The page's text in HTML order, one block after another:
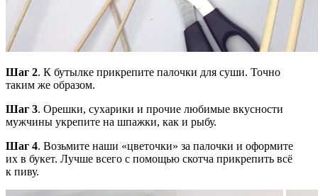
Шаг 2. К бутылке прикрепите палочки для суши. Точно
таким же образом.
Шаг 3. Орешки, сухарики и прочие любимые вкусности
мужчины укрепите на шпажки, как и рыбу.
Шаг 4. Возьмите наши «цветочки» за палочки и оформите
их в букет. Лучше всего с помощью скотча прикрепить всё
к пиву.